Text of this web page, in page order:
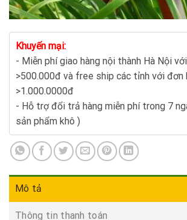
Khuyến mại:
- Miễn phí giao hàng nội thành Hà Nội
>500.000đ và free ship các tỉnh với đơn
>1.000.0000đ
- Hỗ trợ đổi trả hàng miễn phí trong 7
sản phẩm khô )
Mô tả
Thông tin thanh toán